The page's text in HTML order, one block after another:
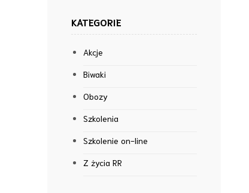
KATEGORIE
Akcje
Biwaki
Obozy
Szkolenia
Szkolenie on-line
Z życia RR